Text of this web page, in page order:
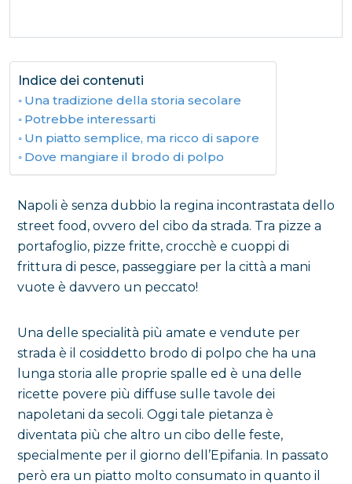
Indice dei contenuti
Una tradizione della storia secolare
Potrebbe interessarti
Un piatto semplice, ma ricco di sapore
Dove mangiare il brodo di polpo
Napoli è senza dubbio la regina incontrastata dello
street food, ovvero del cibo da strada. Tra pizze a
portafoglio, pizze fritte, crocchè e cuoppi di
frittura di pesce, passeggiare per la città a mani
vuote è davvero un peccato!
Una delle specialità più amate e vendute per
strada è il cosiddetto brodo di polpo che ha una
lunga storia alle proprie spalle ed è una delle
ricette povere più diffuse sulle tavole dei
napoletani da secoli. Oggi tale pietanza è
diventata più che altro un cibo delle feste,
specialmente per il giorno dell’Epifania. In passato
però era un piatto molto consumato in quanto il